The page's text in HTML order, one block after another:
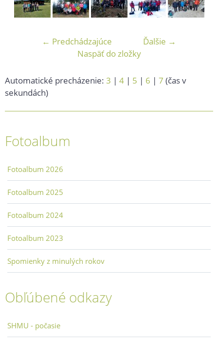
← Predchádzajúce
Ďalšie →
Naspäť do zložky
Automatické precházenie: 3 | 4 | 5 | 6 | 7 (čas v
sekundách)
Fotoalbum
Fotoalbum 2026
Fotoalbum 2025
Fotoalbum 2024
Fotoalbum 2023
Spomienky z minulých rokov
Obľúbené odkazy
SHMU - počasie